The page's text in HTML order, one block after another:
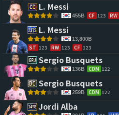
L. Messi
455B CF 123 RW
L. Messi
13,800B
ST 123 RW 123 CF 123
Sergio Busquets
136B CDM 122
Sergio Busquets
259B CDM 122
Jordi Alba